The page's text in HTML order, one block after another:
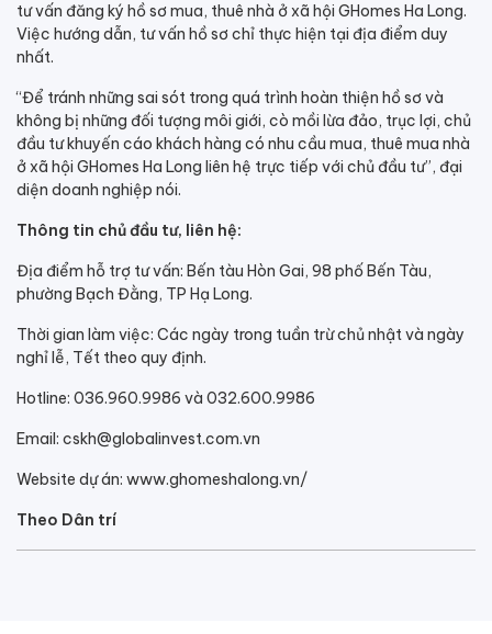
tư vấn đăng ký hồ sơ mua, thuê nhà ở xã hội GHomes Ha Long.
Việc hướng dẫn, tư vấn hồ sơ chỉ thực hiện tại địa điểm duy
nhất.
“Để tránh những sai sót trong quá trình hoàn thiện hồ sơ và
không bị những đối tượng môi giới, cò mồi lừa đảo, trục lợi, chủ
đầu tư khuyến cáo khách hàng có nhu cầu mua, thuê mua nhà
ở xã hội GHomes Ha Long liên hệ trực tiếp với chủ đầu tư”, đại
diện doanh nghiệp nói.
Thông tin chủ đầu tư, liên hệ:
Địa điểm hỗ trợ tư vấn: Bến tàu Hòn Gai, 98 phố Bến Tàu,
phường Bạch Đằng, TP Hạ Long.
Thời gian làm việc: Các ngày trong tuần trừ chủ nhật và ngày
nghỉ lễ, Tết theo quy định.
Hotline: 036.960.9986 và 032.600.9986
Email: cskh@globalinvest.com.vn
Website dự án: www.ghomeshalong.vn/
Theo Dân trí